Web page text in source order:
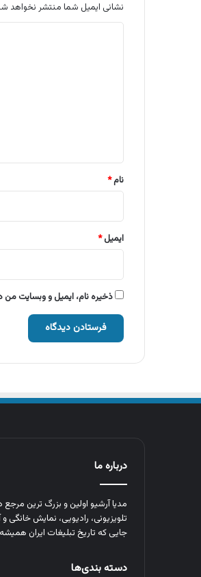
نشانی ایمیل شما منتشر نخواهد
نام*
ایمیل*
ذخیره نام، ایمیل و وبسایت من
درباره ما
مدیا آرشیو اولین و بزرگ‌ ترین
تلویزیونی، رادیویی، نمایش
جایی که تاریخ تبلیغات ایران
دسته بندی‌ها